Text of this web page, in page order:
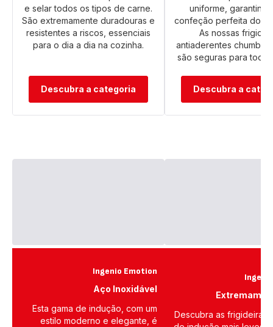
e selar todos os tipos de carne.
São extremamente duradouras e
resistentes a riscos, essenciais
para o dia a dia na cozinha.
Descubra a categoria
uniforme,
confeção perfeita dos
As nossas
antiaderentes chumbo
são seguras para toda
Descubra a
Ingenio Emotion
Aço Inoxidável
Esta gama de indução, com um
estilo moderno e elegante, é
Descubra as frigideiras